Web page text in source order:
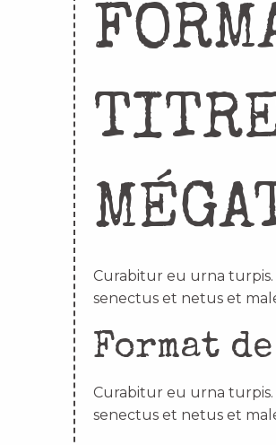
Curabitur eu urna
senectus et netus et
Format
Curabitur eu urna
senectus et netus et